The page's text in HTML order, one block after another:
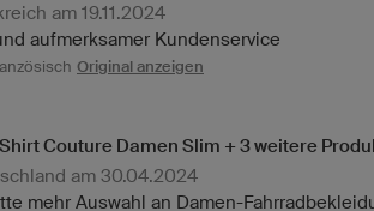
am 19.11.2024
aufmerksamer Kundenservice
Original anzeigen
Couture Damen Slim + 3 weitere
am 30.04.2024
mehr Auswahl an Damen-